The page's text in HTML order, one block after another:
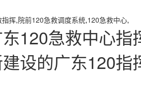
指挥,院前120急救调度系统,120急救中心,
120急救中心
设的广东120指